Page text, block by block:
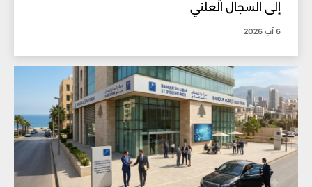
إلى السجال العلني
6 آب 2026